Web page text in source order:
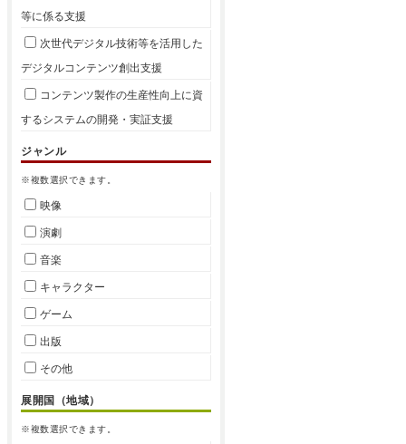
等に係る支援
次世代デジタル技術等を活用した
デジタルコンテンツ創出支援
コンテンツ製作の生産性向上に資
するシステムの開発・実証支援
ジャンル
※複数選択できます。
映像
演劇
音楽
キャラクター
ゲーム
出版
その他
展開国（地域）
※複数選択できます。